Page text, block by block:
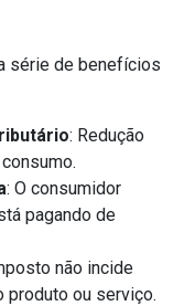
série de benefícios
: Redução
: O consumidor
pagando de
não incide
ou serviço.